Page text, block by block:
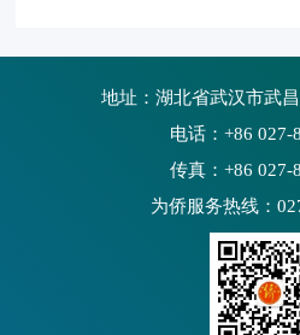
地址：湖北省武汉市武
电话：+86 027-
传真：+86 027-
为侨服务热线：